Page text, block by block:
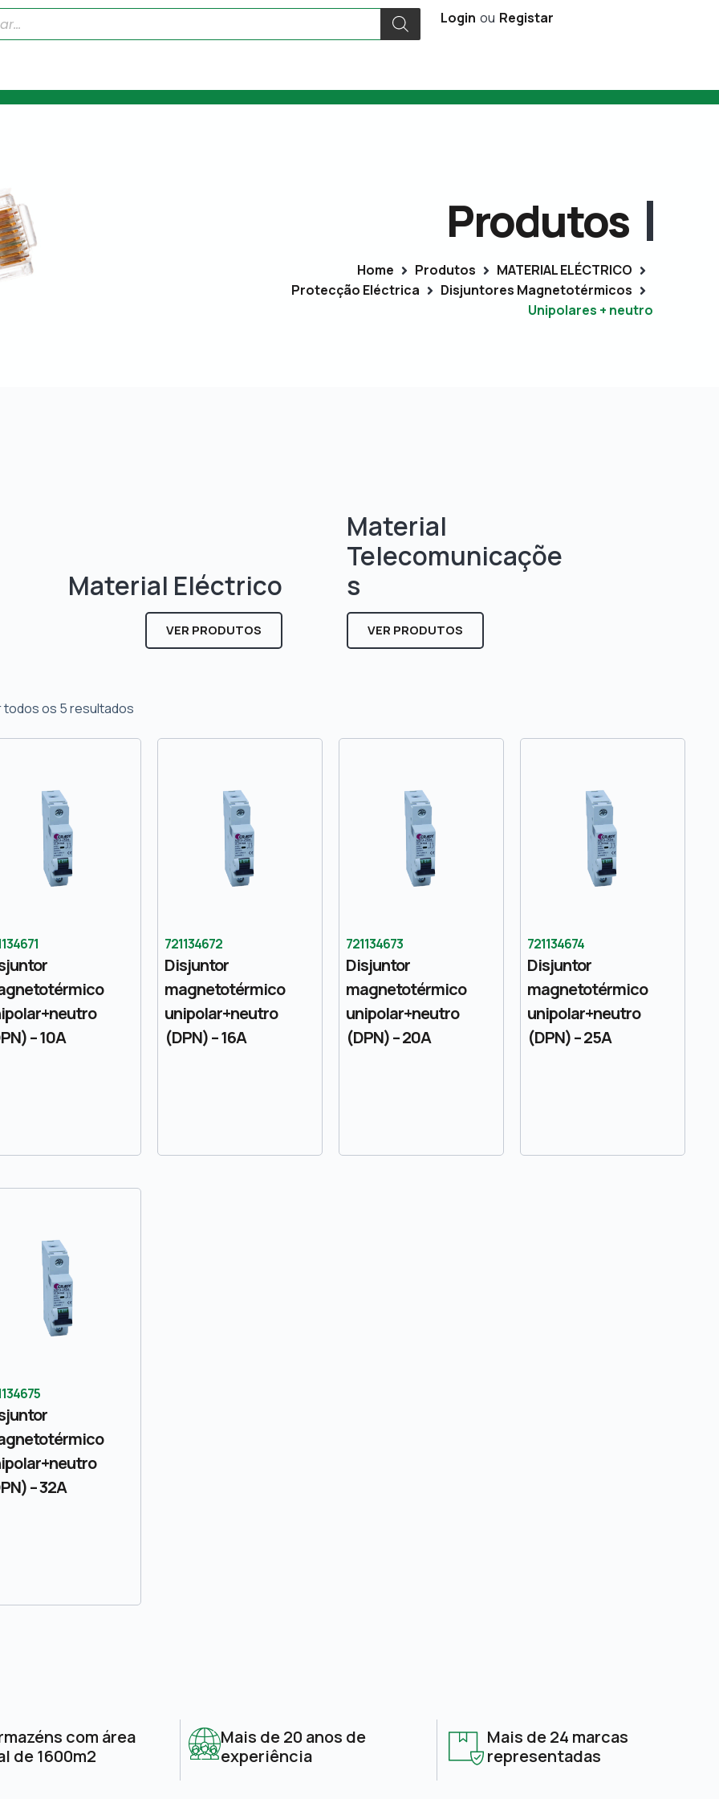
Login ou Registar
Produtos
Home Produtos
MATERIAL ELÉCTRICO
Protecção Eléctrica
Disjuntores Magnetotérmicos
Unipolares + neutro
Material Eléctrico
VER PRODUTOS
Material
Telecomunicaçõe
s
VER PRODUTOS
todos os 5 resultados
– 10A
721134672
Disjuntor
magnetotérmico
unipolar+neutro
(DPN) – 16A
721134673
Disjuntor
magnetotérmico
unipolar+neutro
(DPN) – 20A
721134674
Disjuntor
magnetotérmico
unipolar+neutro
(DPN) – 25A
– 32A
com área
de 1600m2
Mais de 20 anos de
experiência
Mais de 24 marcas
representadas